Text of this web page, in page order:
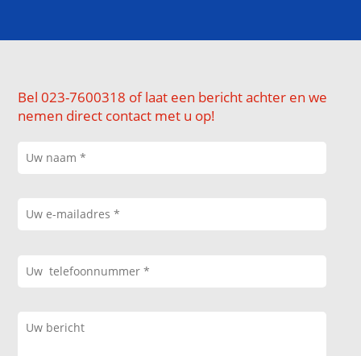
Bel 023-7600318 of laat een bericht achter en we
nemen direct contact met u op!